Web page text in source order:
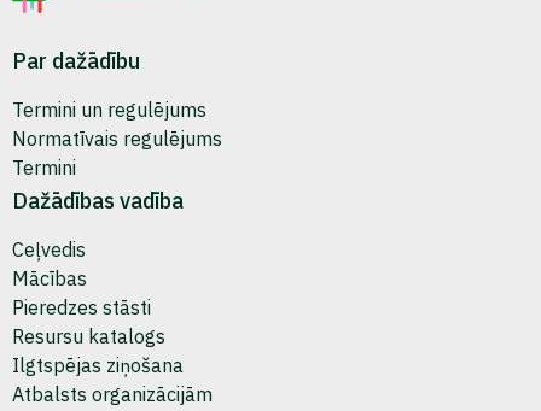
Par dažādību
Termini un regulējums
Normatīvais regulējums
Termini
Dažādības vadība
Ceļvedis
Mācības
Pieredzes stāsti
Resursu katalogs
Ilgtspējas ziņošana
Atbalsts organizācijām